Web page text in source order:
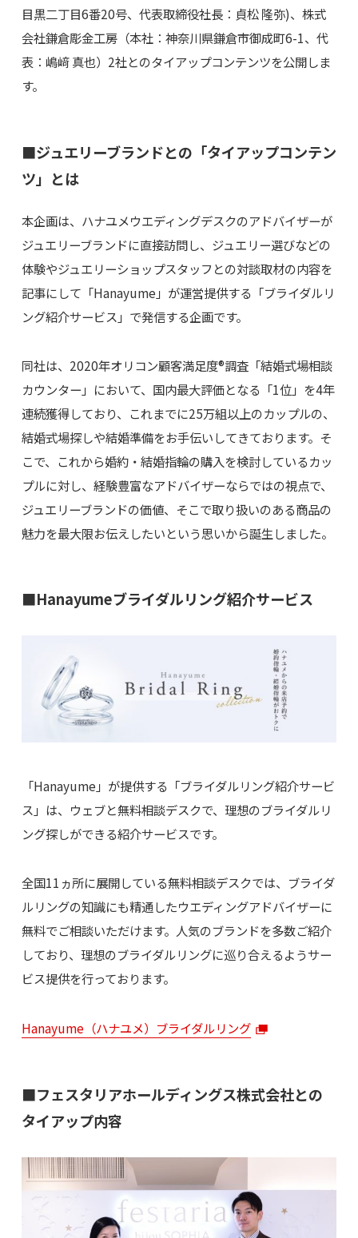
目黒二丁目6番20号、代表取締役社長：貞松 隆弥)、株式
会社鎌倉彫金工房（本社：神奈川県鎌倉市御成町6-1、代
表：嶋﨑 真也）2社とのタイアップコンテンツを公開しま
す。
■ジュエリーブランドとの「タイアップコンテン
ツ」とは
本企画は、ハナユメウエディングデスクのアドバイザーが
ジュエリーブランドに直接訪問し、ジュエリー選びなどの
体験やジュエリーショップスタッフとの対談取材の内容を
記事にして「Hanayume」が運営提供する「ブライダルリ
ング紹介サービス」で発信する企画です。
同社は、2020年オリコン顧客満足度®調査「結婚式場相談
カウンター」において、国内最大評価となる「1位」を4年
連続獲得しており、これまでに25万組以上のカップルの、
結婚式場探しや結婚準備をお手伝いしてきております。そ
こで、これから婚約・結婚指輪の購入を検討しているカッ
プルに対し、経験豊富なアドバイザーならではの視点で、
ジュエリーブランドの価値、そこで取り扱いのある商品の
魅力を最大限お伝えしたいという思いから誕生しました。
■Hanayumeブライダルリング紹介サービス
「Hanayume」が提供する「ブライダルリング紹介サービ
ス」は、ウェブと無料相談デスクで、理想のブライダルリ
ング探しができる紹介サービスです。
全国11ヵ所に展開している無料相談デスクでは、ブライダ
ルリングの知識にも精通したウエディングアドバイザーに
無料でご相談いただけます。人気のブランドを多数ご紹介
しており、理想のブライダルリングに巡り合えるようサー
ビス提供を行っております。
Hanayume（ハナユメ）ブライダルリング
■フェスタリアホールディングス株式会社との
タイアップ内容